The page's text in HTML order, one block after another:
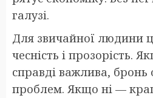
галузі.
Для звичайної людини
чесність і прозорість.
справді важлива, бронь
проблем. Якщо ні —